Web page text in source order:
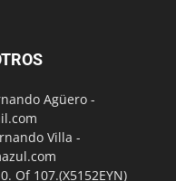
Agüero -
Villa -
Of 107.(X5152EYN)